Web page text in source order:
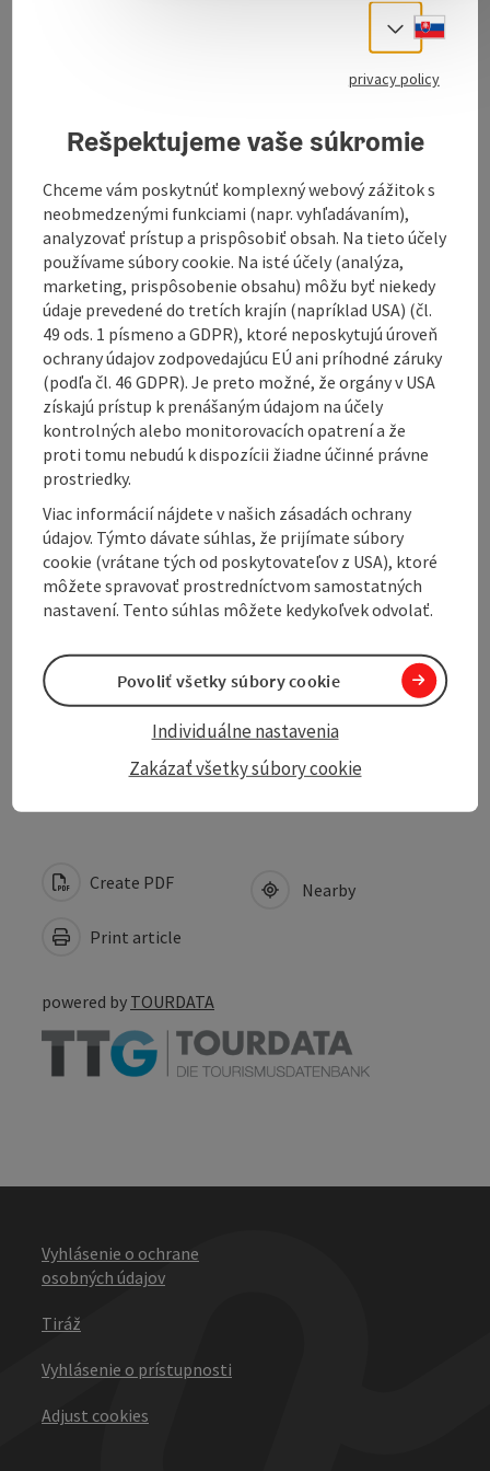
Fishing is only possible to a limited extent during the
Contact
Opening hours
Arrival
Equipment
Prices
Suitability
Accessibility
Discover more
Accommodations
Create PDF
Print article
Nearby
powered by TOURDATA
Vyhlásenie o ochrane
osobných údajov
Tiráž
Vyhlásenie o prístupnosti
Adjust cookies
Select
privacy policy
Rešpektujeme vaše súkromie
Chceme vám poskytnúť komplexný webový zážitok s
neobmedzenými funkciami (napr. vyhľadávaním),
analyzovať prístup a prispôsobiť obsah. Na tieto účely
používame súbory cookie. Na isté účely (analýza,
marketing, prispôsobenie obsahu) môžu byť niekedy
údaje prevedené do tretích krajín (napríklad USA) (čl.
49 ods. 1 písmeno a GDPR), ktoré neposkytujú úroveň
ochrany údajov zodpovedajúcu EÚ ani príhodné záruky
(podľa čl. 46 GDPR). Je preto možné, že orgány v USA
získajú prístup k prenášaným údajom na účely
kontrolných alebo monitorovacích opatrení a že
proti tomu nebudú k dispozícii žiadne účinné právne
prostriedky.
Viac informácií nájdete v našich zásadách ochrany
údajov. Týmto dávate súhlas, že prijímate súbory
cookie (vrátane tých od poskytovateľov z USA), ktoré
môžete spravovať prostredníctvom samostatných
nastavení. Tento súhlas môžete kedykoľvek odvolať.
Zakázať všetky súbory cookie
Individuálne nastavenia
Povoliť všetky súbory cookie